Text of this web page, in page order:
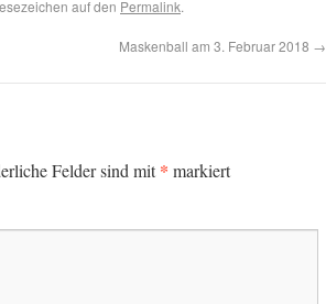
auf den Permalink.
Maskenball am 3. Februar 2018 →
Felder sind mit* markiert